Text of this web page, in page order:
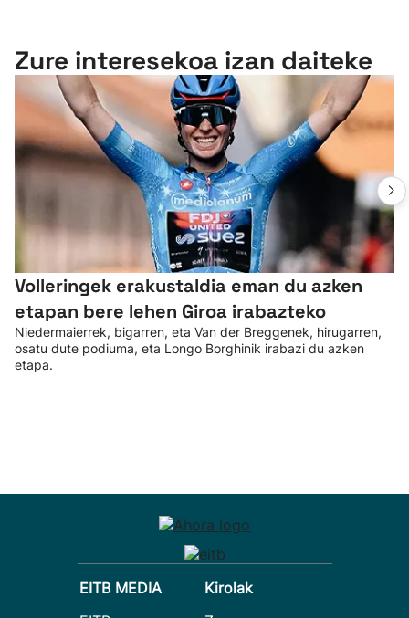
Zure interesekoa izan daiteke
Volleringek erakustaldia eman du azken
etapan bere lehen Giroa irabazteko
Niedermaierrek, bigarren, eta Van der Breggenek, hirugarren,
osatu dute podiuma, eta Longo Borghinik irabazi du azken
etapa.
EITB MEDIA
Kirolak